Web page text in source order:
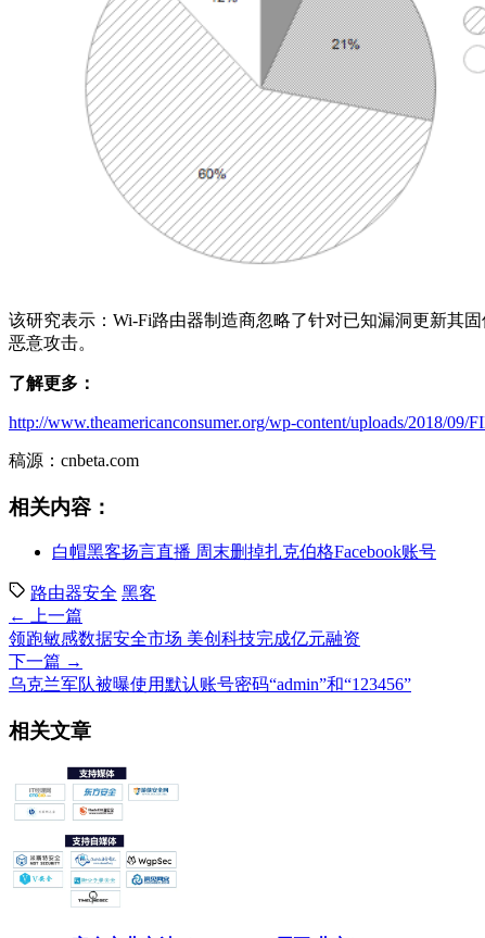
该研究表示：Wi-Fi路由器制造商忽略了针对已知漏洞更新其
恶意攻击。
了解更多：
http://www.theamericanconsumer.org/wp-content/uploads/2018/
稿源：cnbeta.com
相关内容：
白帽黑客扬言直播 周末删掉扎克伯格Facebook账号
路由器安全 黑客
← 上一篇
领跑敏感数据安全市场 美创科技完成亿元融资
下一篇 →
乌克兰军队被曝使用默认账号密码“admin”和“123456”
相关文章